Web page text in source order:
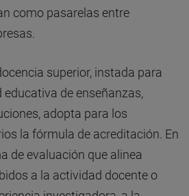
como pasarelas entre
superior, instada para
de enseñanzas,
adopta para los
la fórmula de acreditación. En
de evaluación que alinea
a la actividad docente o